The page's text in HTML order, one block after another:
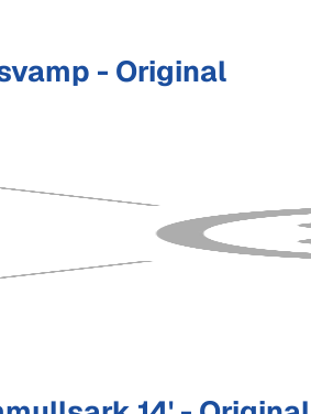
- Original